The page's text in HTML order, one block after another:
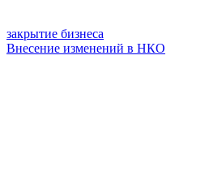
закрытие бизнеса
Внесение изменений в НКО